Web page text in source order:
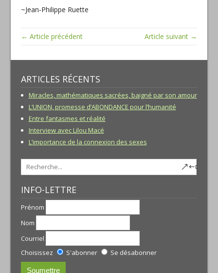
~Jean-Philippe Ruette
← Article précédent Article suivant →
ARTICLES RÉCENTS
Miracles, mathématiques sacrées, baigné par son amour
L’UNION, promesse d’ABONDANCE pour l’humanité
Entre fantasmes et réalité
Interview avec Lilou Macé
L’importance de la connexion des sexes
INFO-LETTRE
Prénom
Nom
Courriel
Choisissez
S'abonner Se désabonner